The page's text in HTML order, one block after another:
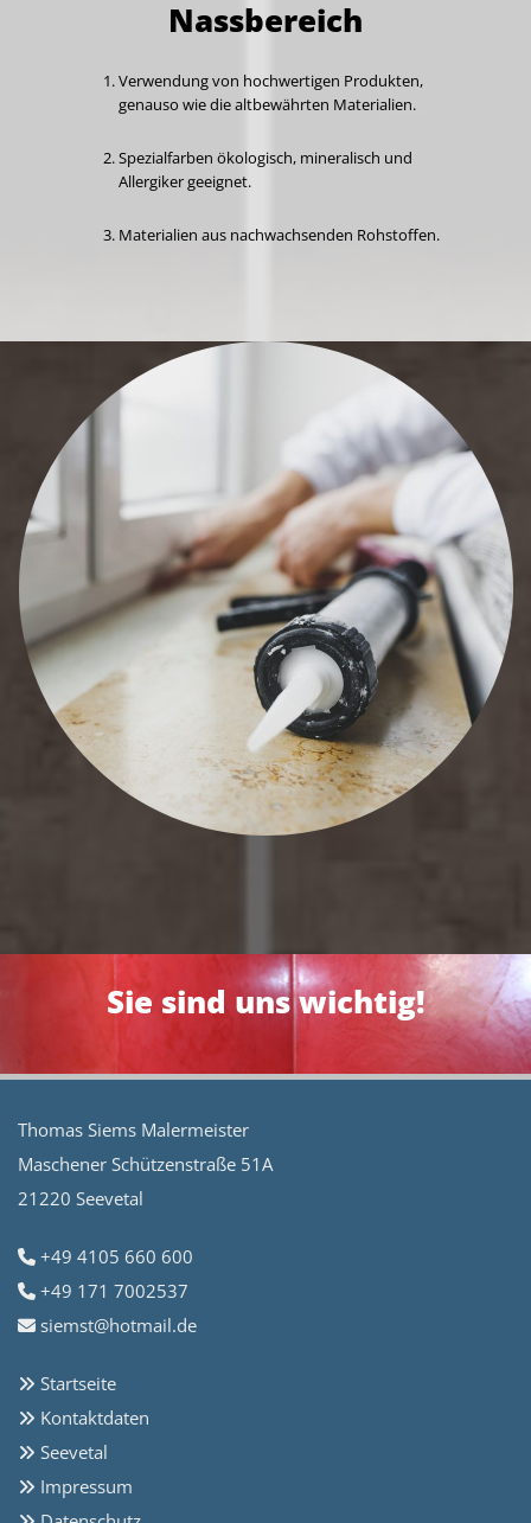
Nassbereich
Verwendung von hochwertigen Produkten,
genauso wie die altbewährten Materialien.
Spezialfarben ökologisch, mineralisch und
Allergiker geeignet.
Materialien aus nachwachsenden Rohstoffen.
Sie sind uns wichtig!
Thomas Siems Malermeister
Maschener Schützenstraße 51A
21220 Seevetal
 +49 4105 660 600
 +49 171 7002537
 siemst@hotmail.de
 Startseite
 Kontaktdaten
 Seevetal
 Impressum